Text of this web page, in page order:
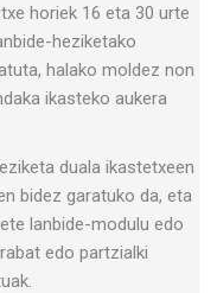
horiek 16 eta 30 urte
heziketako
halako moldez non
ikasteko aukera
duala ikastetxeen
bidez garatuko da, eta
lanbide-modulu edo
edo partzialki